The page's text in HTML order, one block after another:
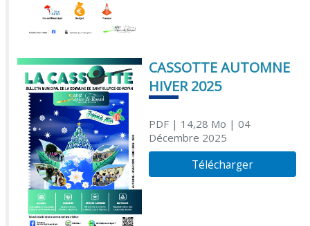
CASSOTTE AUTOMNE
HIVER 2025
PDF| 14,28 Mo | 04
Décembre 2025
Télécharger